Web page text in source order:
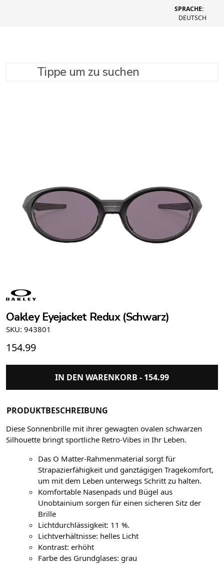
SPRACHE:
DEUTSCH
Tippe um zu suchen
Oakley Eyejacket Redux (Schwarz)
SKU: 943801
154.99
IN DEN WARENKORB - 154.99
PRODUKTBESCHREIBUNG
Diese Sonnenbrille mit ihrer gewagten ovalen schwarzen
Silhouette bringt sportliche Retro-Vibes in Ihr Leben.
Das O Matter-Rahmenmaterial sorgt für
Strapazierfähigkeit und ganztägigen Tragekomfort,
um mit dem Leben unterwegs Schritt zu halten.
Komfortable Nasenpads und Bügel aus
Unobtainium sorgen für einen sicheren Sitz der
Brille
Lichtdurchlässigkeit: 11 %.
Lichtverhältnisse: helles Licht
Kontrast: erhöht
Farbe des Grundglases: grau